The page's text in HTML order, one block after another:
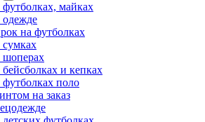
футболках, майках
одежде
на футболках
сумках
шоперах
и кепках
футболках поло
на заказ